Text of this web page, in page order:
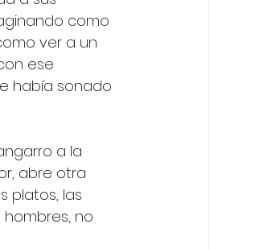
como
ver a un
ese
había sonado
a la
abre otra
platos, las
no